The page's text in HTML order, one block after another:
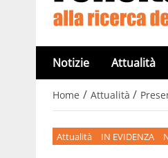
Notizie Attualità
Home / Attualità /
Attualità IN EVIDENZA